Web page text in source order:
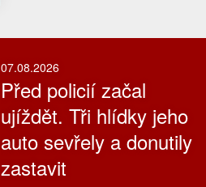
07.08.2026
Před policií začal
ujíždět. Tři hlídky jeho
auto sevřely a donutily
zastavit